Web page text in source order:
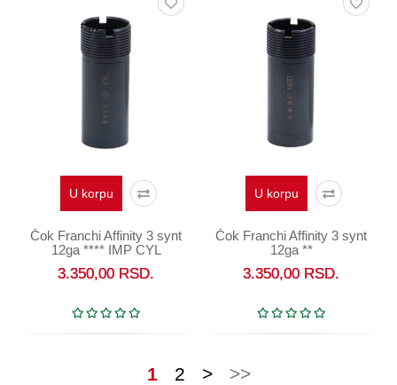
U korpu
Čok Franchi Affinity 3 synt
12ga **** IMP CYL
3.350,00 RSD.
U korpu
Čok Franchi Affinity 3 synt
12ga **
3.350,00 RSD.
1 2 > >>